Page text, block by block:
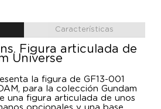
Características
Figura articulada de
Universe
la figura de GF13-001
para la colección Gundam
una figura articulada de unos